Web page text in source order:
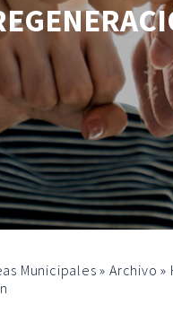
Municipales»Archivo »